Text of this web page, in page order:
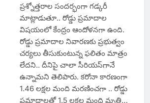
ప్రశ్నోత్తరాల సందర్భంగా గడ్కరీ
మాట్లాడుతూ.. రోడ్డు ప్రమాదాల
విషయంలో కేంద్రం ఆందోళనగా ఉంది.
రోడ్డు ప్రమాదాల నివారణకు ప్ర‌భుత్వం
చర్యలు తీసుకుంటున్న ఫ‌లితం మాత్రం
లేద‌ని.. దీనిపై చాలా సీరియస్‌గానే
ఉన్నామ‌ని తెలిపారు. క‌రోనా కారణంగా
1.46 లక్షల మంది మరణించగా .. రోడ్డు
ప్రమాదాలతో 1.5 లక్షల మంది మృతి…